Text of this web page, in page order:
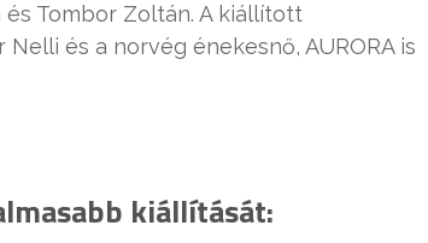
Tombor Zoltán. A kiállított
és a norvég énekesnő, AURORA is
kiállítását: